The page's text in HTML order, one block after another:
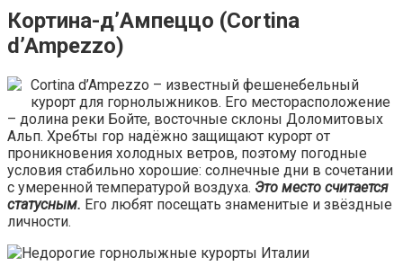
Кортина-д’Ампеццо (Cortina
d’Ampezzo)
Cortina d’Ampezzo – известный фешенебельный
курорт для горнолыжников. Его месторасположение
– долина реки Бойте, восточные склоны Доломитовых
Альп. Хребты гор надёжно защищают курорт от
проникновения холодных ветров, поэтому погодные
условия стабильно хорошие: солнечные дни в сочетании
с умеренной температурой воздуха. Это место считается
статусным. Его любят посещать знаменитые и звёздные
личности.